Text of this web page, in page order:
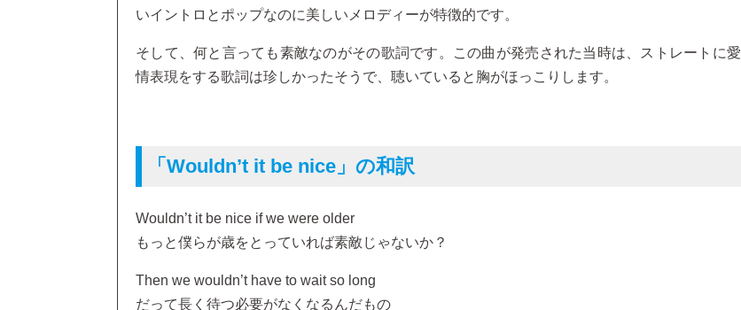
いイントロとポップなのに美しいメロディーが特徴的です。
そして、何と言っても素敵なのがその歌詞です。この曲が発売された当時は、ストレートに愛
情表現をする歌詞は珍しかったそうで、聴いていると胸がほっこりします。
「Wouldn’t it be nice」の和訳
Wouldn’t it be nice if we were older
もっと僕らが歳をとっていれば素敵じゃないか？
Then we wouldn’t have to wait so long
だって長く待つ必要がなくなるんだもの